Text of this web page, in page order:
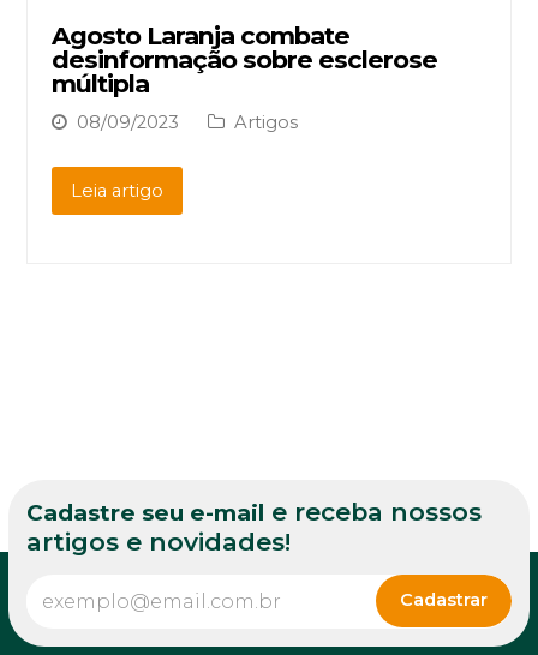
Agosto Laranja combate
desinformação sobre esclerose
múltipla
08/09/2023 Artigos
Leia artigo
Cadastre seu e-mail e receba nossos
artigos e novidades!